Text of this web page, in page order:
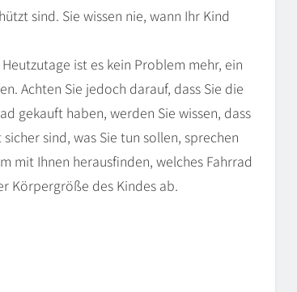
sind. Sie wissen nie, wann Ihr Kind
ist es kein Problem mehr, ein
Achten Sie jedoch darauf, dass Sie die
gekauft haben, werden Sie wissen, dass
sind, was Sie tun sollen, sprechen
mit Ihnen herausfinden, welches Fahrrad
Körpergröße des Kindes ab.